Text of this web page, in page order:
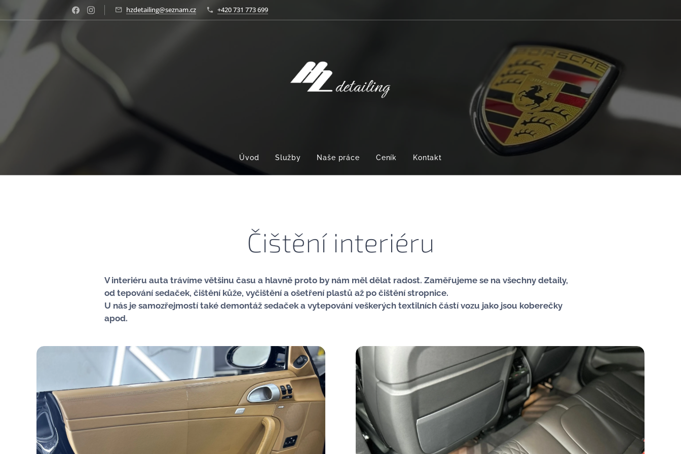
hzdetailing@seznam.cz +420 731 773 699
Úvod Služby Naše práce Ceník Kontakt
Čištění interiéru
V interiéru auta trávíme většinu času a hlavně proto by nám měl dělat radost. Zaměřujeme se na všechny detaily,
od tepování sedaček, čištění kůže, vyčištění a ošetření plastů až po čištění stropnice.
U nás je samozřejmostí také demontáž sedaček a vytepování veškerých textilních částí vozu jako jsou koberečky
apod.